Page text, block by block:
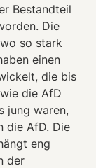
Bestandteil
Die
so stark
einen
die bis
die AfD
jung waren,
die AfD. Die
eng
der